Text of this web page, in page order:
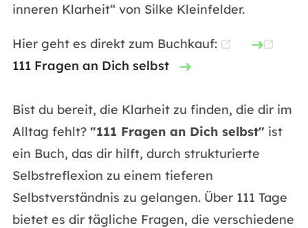
inneren Klarheit“ von Silke Kleinfelder.
Hier geht es direkt zum Buchkauf:
111 Fragen an Dich selbst
Bist du bereit, die Klarheit zu finden, die dir im
Alltag fehlt? "111 Fragen an Dich selbst" ist
ein Buch, das dir hilft, durch strukturierte
Selbstreflexion zu einem tieferen
Selbstverständnis zu gelangen. Über 111 Tage
bietet es dir tägliche Fragen, die verschiedene